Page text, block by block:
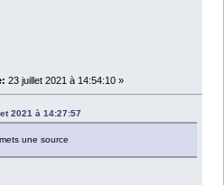
23 juillet 2021 à 14:54:10 »
2021 à 14:27:57
une source